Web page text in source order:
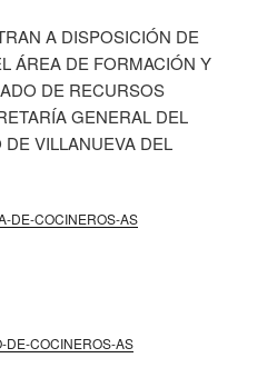
A DISPOSICIÓN DE
ÁREA DE FORMACIÓN Y
DE RECURSOS
GENERAL DEL
VILLANUEVA DEL
DE-COCINEROS-AS
DE-COCINEROS-AS